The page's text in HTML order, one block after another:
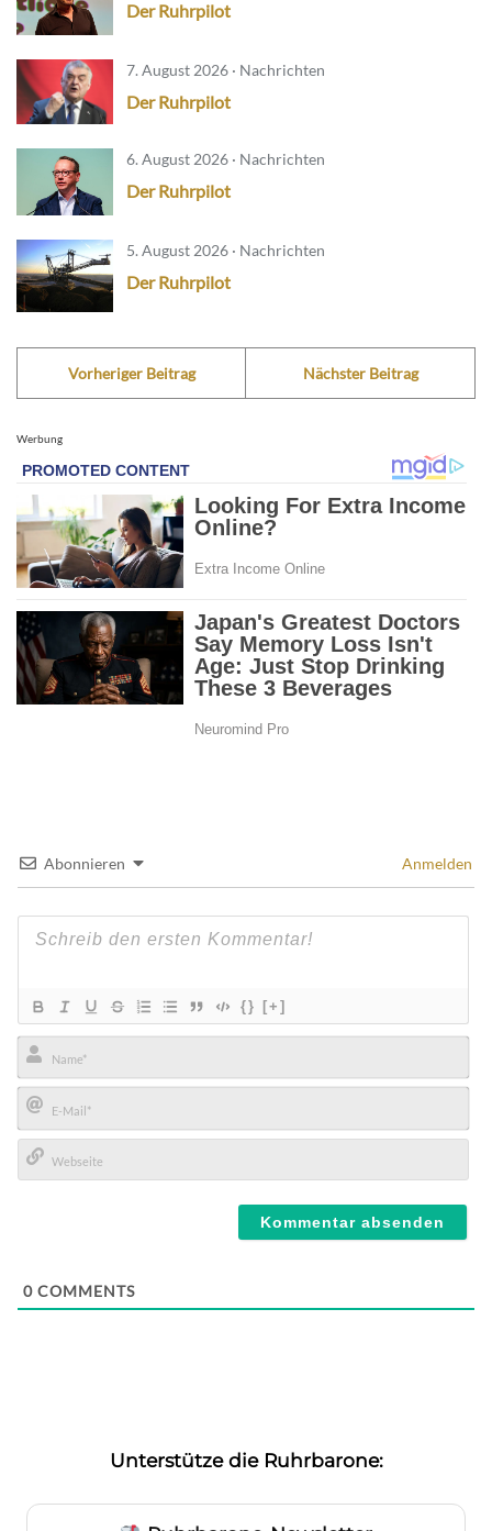
Der Ruhrpilot
7. August 2026 · Nachrichten
Der Ruhrpilot
6. August 2026 · Nachrichten
Der Ruhrpilot
5. August 2026 · Nachrichten
Der Ruhrpilot
Vorheriger Beitrag Nächster Beitrag
Werbung
Abonnieren Anmelden
{} [+]
Name*
E-
Mail*
0 COMMENTS
Unterstütze die Ruhrbarone: